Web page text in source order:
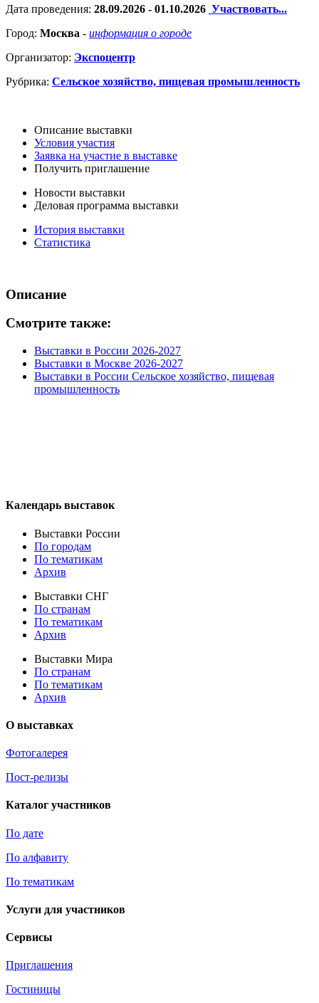
Дата проведения: 28.09.2026 - 01.10.2026 Участвовать...
Город: Москва - информация о городе
Организатор: Экспоцентр
Рубрика: Сельское хозяйство, пищевая промышленность
Описание выставки
Условия участия
Заявка на участие в выставке
Получить приглашение
Новости выставки
Деловая программа выставки
История выставки
Статистика
Описание
Смотрите также:
Выставки в России 2026-2027
Выставки в Москве 2026-2027
Выставки в России Сельское хозяйство, пищевая
промышленность
Календарь выставок
Выставки России
По городам
По тематикам
Архив
Выставки СНГ
По странам
По тематикам
Архив
Выставки Мира
По странам
По тематикам
Архив
О выставках
Фотогалерея
Пост-релизы
Каталог участников
По дате
По алфавиту
По тематикам
Услуги для участников
Сервисы
Приглашения
Гостиницы